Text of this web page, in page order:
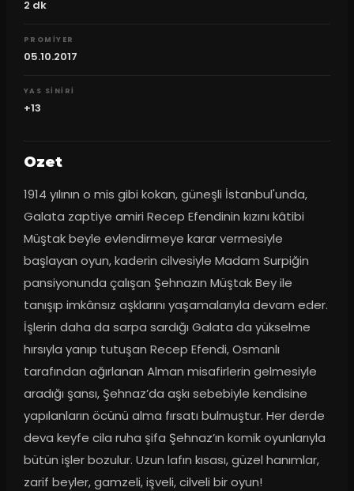
2 dk
PROMIYER
05.10.2017
YAS SINIRI
+13
Ozet
1914 yılının o mis gibi kokan, güneşli İstanbul'unda,
Galata zaptiye amiri Recep Efendinin kızını kâtibi
Müştak beyle evlendirmeye karar vermesiyle
başlayan oyun, kaderin cilvesiyle Madam Surpiğin
pansiyonunda çalışan Şehnazın Müştak Bey ile
tanışıp imkânsız aşklarını yaşamalarıyla devam eder.
İşlerin daha da sarpa sardığı Galata da yükselme
hırsıyla yanıp tutuşan Recep Efendi, Osmanlı
tarafından ağırlanan Alman misafirlerin gelmesiyle
aradığı şansı, Şehnaz’da aşkı sebebiyle kendisine
yapılanların öcünü alma fırsatı bulmuştur. Her derde
deva keyfe cila ruha şifa Şehnaz’ın komik oyunlarıyla
bütün işler bozulur. Uzun lafın kısası, güzel hanımlar,
zarif beyler, gamzeli, işveli, cilveli bir oyun!